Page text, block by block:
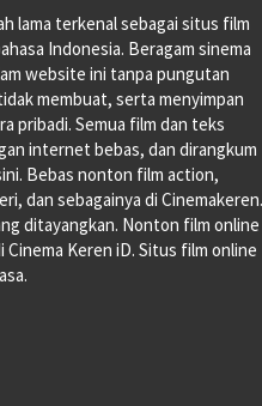
lama terkenal sebagai situs film
Indonesia. Beragam sinema
website ini tanpa pungutan
membuat, serta menyimpan
pribadi. Semua film dan teks
internet bebas, dan dirangkum
Bebas nonton film action,
dan sebagainya di Cinemakeren.
ditayangkan. Nonton film online
Cinema Keren iD. Situs film online